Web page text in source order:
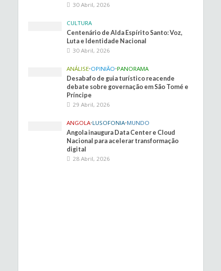
30 Abril, 2026
CULTURA
Centenário de Alda Espírito Santo: Voz,
Luta e Identidade Nacional
30 Abril, 2026
ANÁLISE•OPINIÃO•PANORAMA
Desabafo de guia turístico reacende
debate sobre governação em São Tomé e
Príncipe
29 Abril, 2026
ANGOLA•LUSOFONIA•MUNDO
Angola inaugura Data Center e Cloud
Nacional para acelerar transformação
digital
28 Abril, 2026